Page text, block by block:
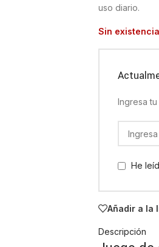
uso diario.
Sin
Ingresa
He
Añadir a la
Descripción